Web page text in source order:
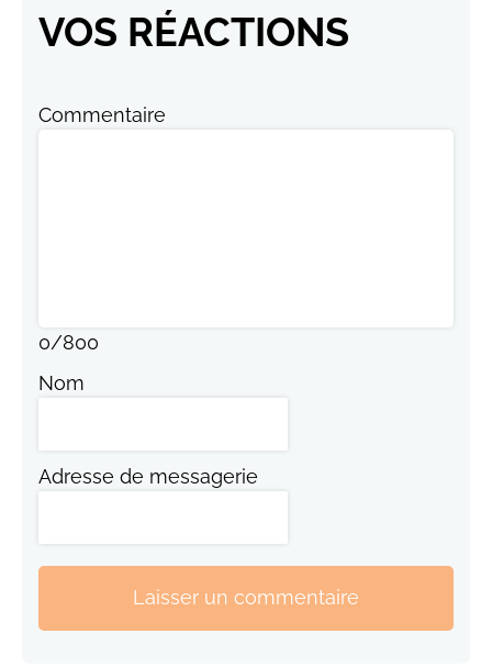
VOS RÉACTIONS
Commentaire
0/800
Nom
Adresse de messagerie
Laisser un commentaire